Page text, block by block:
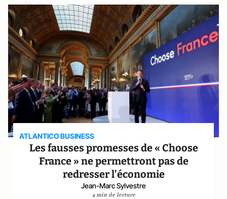
ATLANTICO BUSINESS
Les fausses promesses de « Choose
France » ne permettront pas de
redresser l’économie
Jean-Marc Sylvestre
4 min de lecture